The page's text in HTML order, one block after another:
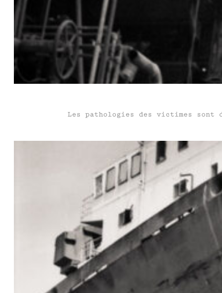
Les pathologies des victimes sont